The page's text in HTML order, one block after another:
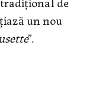
un nou
”.